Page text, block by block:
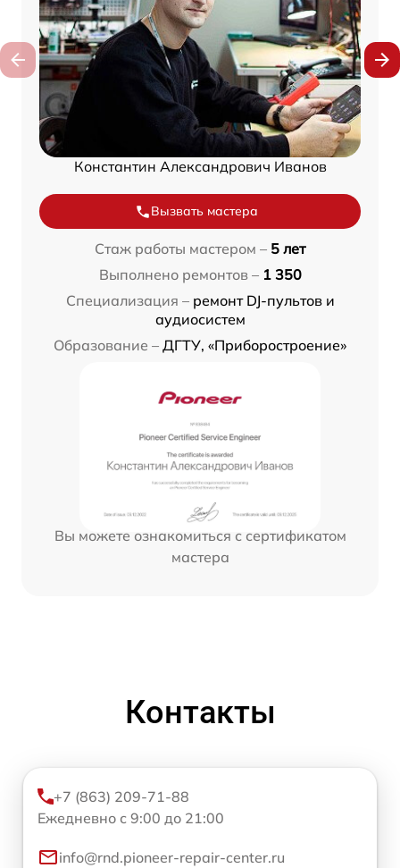
Константин Александрович Иванов
Вызвать мастера
Стаж работы мастером – 5 лет
Выполнено ремонтов – 1 350
Специализация – ремонт DJ-пультов и
аудиосистем
Образование – ДГТУ, «Приборостроение»
Вы можете ознакомиться с сертификатом
мастера
Контакты
+7 (863) 209-71-88
Ежедневно с 9:00 до 21:00
info@rnd.pioneer-repair-center.ru